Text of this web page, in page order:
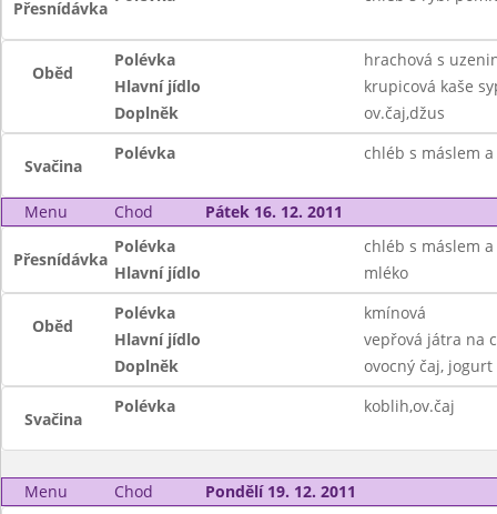
Přesnídávka
Oběd
Polévka
hrachová s
Hlavní jídlo
krupicová kaše
Doplněk
ov.čaj,džus
Svačina
Polévka chléb s máslem
Menu Chod Pátek 16. 12. 2011
Přesnídávka
Polévka
chléb s máslem
Hlavní jídlo
mléko
Oběd
Polévka
kmínová
Hlavní jídlo
vepřová játra na
Doplněk
ovocný čaj, jogurt
Svačina
Polévka koblih,ov.čaj
Menu Chod Pondělí 19. 12. 2011